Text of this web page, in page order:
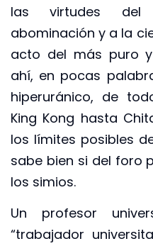
las virtudes
abominación y a la
acto del más puro
ahí, en pocas
hiperuránico, de
King Kong hasta
los límites posibles
sabe bien si del foro
los simios.
Un profesor
“trabajador